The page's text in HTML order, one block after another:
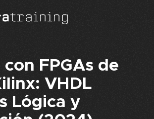
con FPGAs de
VHDL
Lógica y